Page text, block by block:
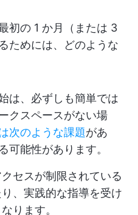
初の 1 か月（または 3
ためには、どのような
は、必ずしも簡単では
クスペースがない場
次のような課題があ
可能性があります。
セスが制限されている
、実践的な指導を受け
ります。